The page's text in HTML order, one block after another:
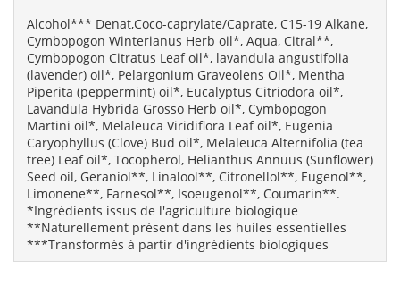
Alcohol*** Denat,Coco-caprylate/Caprate, C15-19 Alkane,
Cymbopogon Winterianus Herb oil*, Aqua, Citral**,
Cymbopogon Citratus Leaf oil*, lavandula angustifolia
(lavender) oil*, Pelargonium Graveolens Oil*, Mentha
Piperita (peppermint) oil*, Eucalyptus Citriodora oil*,
Lavandula Hybrida Grosso Herb oil*, Cymbopogon
Martini oil*, Melaleuca Viridiflora Leaf oil*, Eugenia
Caryophyllus (Clove) Bud oil*, Melaleuca Alternifolia (tea
tree) Leaf oil*, Tocopherol, Helianthus Annuus (Sunflower)
Seed oil, Geraniol**, Linalool**, Citronellol**, Eugenol**,
Limonene**, Farnesol**, Isoeugenol**, Coumarin**.
*Ingrédients issus de l'agriculture biologique
**Naturellement présent dans les huiles essentielles
***Transformés à partir d'ingrédients biologiques